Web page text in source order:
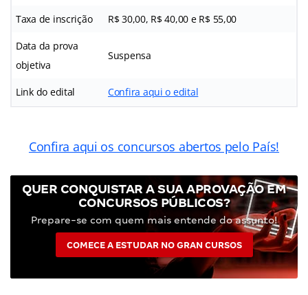
Taxa de inscrição R$ 30,00, R$ 40,00 e R$ 55,00
Data da prova
objetiva
Suspensa
Link do edital Confira aqui o edital
Confira aqui os concursos abertos pelo País!
QUER CONQUISTAR A SUA APROVAÇÃO EM
CONCURSOS PÚBLICOS?
Prepare-se com quem mais entende do assunto!
COMECE A ESTUDAR NO GRAN CURSOS